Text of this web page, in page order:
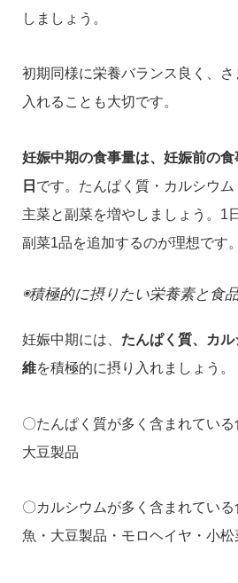
しましょう。
初期同様に栄養バランス良く、さ
入れることも大切です。
妊娠中期の食事量は、妊娠前の
日 です。たんぱく質・カルシウ
主菜と副菜を増やしましょう。1
副菜1品を追加するのが理想です。
◉積極的に摂りたい栄養素と食
妊娠中期には、 たんぱく質、カ
維を積極的に摂り入れましょう。
〇たんぱく質が多く含まれている
大豆製品
〇カルシウムが多く含まれてい
魚・大豆製品・モロヘイヤ・小